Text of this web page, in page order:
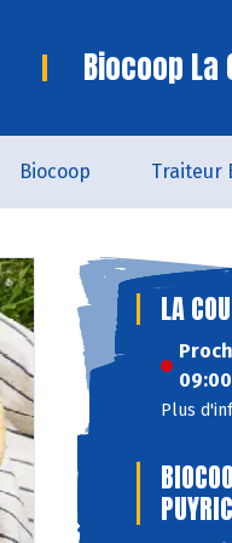
Biocoop La
Biocoop Traiteur
LA
09:00
Plus